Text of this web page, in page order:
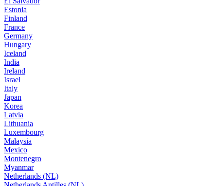
Estonia
Finland
France
Germany
Hungary
Iceland
India
Ireland
Israel
Italy
Japan
Korea
Latvia
Lithuania
Luxembourg
Malaysia
Mexico
Montenegro
Myanmar
Netherlands (NL)